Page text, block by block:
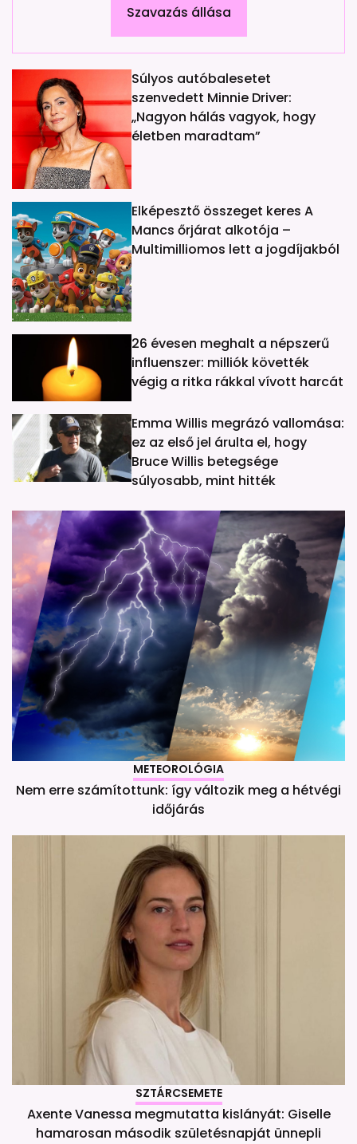
Szavazás állása
Súlyos autóbalesetet
szenvedett Minnie Driver:
„Nagyon hálás vagyok, hogy
életben maradtam”
Elképesztő összeget keres A
Mancs őrjárat alkotója –
Multimilliomos lett a jogdíjakból
26 évesen meghalt a népszerű
influenszer: milliók követték
végig a ritka rákkal vívott harcát
Emma Willis megrázó vallomása:
ez az első jel árulta el, hogy
Bruce Willis betegsége
súlyosabb, mint hitték
METEOROLÓGIA
Nem erre számítottunk: így változik meg a hétvégi
időjárás
SZTÁRCSEMETE
Axente Vanessa megmutatta kislányát: Giselle
hamarosan második születésnapját ünnepli